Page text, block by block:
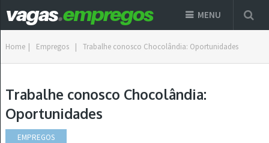
MENU
Home | Empregos | Trabalhe conosco Chocolândia: Oportunidades
Trabalhe conosco Chocolândia:
Oportunidades
EMPREGOS